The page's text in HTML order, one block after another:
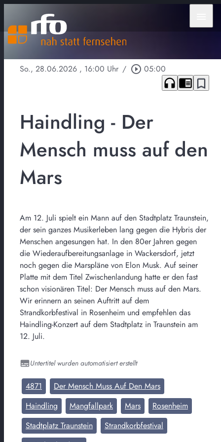
So., 28.06.2026 , 16:00 Uhr / play_circle_outline 05:00
headphones chrome_reader_mode bookmark_border
Haindling - Der
Mensch muss auf den
Mars
Am 12. Juli spielt ein Mann auf den Stadtplatz Traunstein,
der sein ganzes Musikerleben lang gegen die Hybris der
Menschen angesungen hat. In den 80er Jahren gegen
die Wiederaufbereitungsanlage in Wackersdorf, jetzt
noch gegen die Marspläne von Elon Musk. Auf seiner
Platte mit dem Titel Zwischenlandung hatte er den fast
schon visionären Titel: Der Mensch muss auf den Mars.
Wir erinnern an seinen Auftritt auf dem
Strandkorbfestival in Rosenheim und empfehlen das
Haindling-Konzert auf dem Stadtplatz in Traunstein am
12. Juli.
Untertitel wurden automatisiert erstellt
4871
Der Mensch Muss Auf Den Mars
Haindling
Mangfallpark Mars
Rosenheim
Stadtplatz Traunstein
Strandkorbfestival